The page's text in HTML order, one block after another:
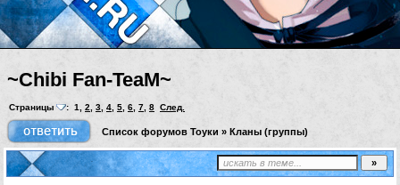
~Chibi Fan-TeaM~
Страницы : 1, 2, 3, 4, 5, 6, 7, 8 След.
Список форумов Тоуки » Кланы (группы)